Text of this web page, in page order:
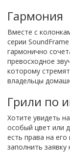
Гармония
Вместе с
серии
гармонично
превосходное
которому
владельцы
Грили по
Хотите увидеть
особый цвет или
есть права на
заполнить